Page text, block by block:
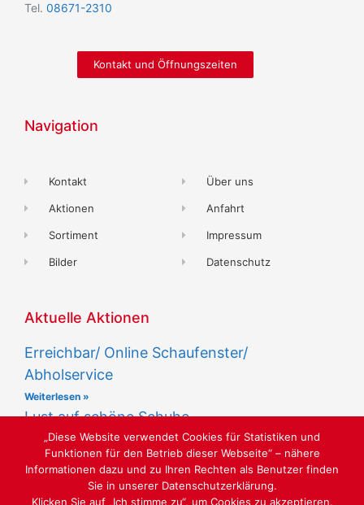
Tel. 08671-2310
Kontakt und Öffnungszeiten
Navigation
Kontakt
Aktionen
Sortiment
Bilder
Über uns
Anfahrt
Impressum
Datenschutz
Aktuelle Aktionen
Erreichbar/ Online Schaufenster/
Abholservice
Weiterlesen »
Lust auf schöne Schuhe
Weiterlesen »
„Diese Website verwendet Cookies für Statistiken und
Funktionen für den Betrieb dieser Webseite“ – nähere
Informationen dazu und zu Ihren Rechten als Benutzer finden
Sie in unserer Datenschutzerklärung.
Klicken Sie auf „Ich stimme zu“, um Cookies zu akzeptieren.